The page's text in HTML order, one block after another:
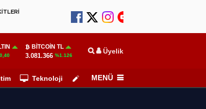
BITCOIN TL
3.081.366 %1.126 Üyelik
Teknoloji Köşe Yazarları
MENÜ